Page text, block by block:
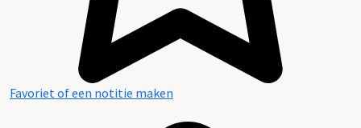
Favoriet of een notitie maken